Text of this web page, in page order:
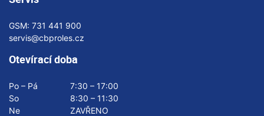
GSM: 731 441 900
servis@cbproles.cz
Otevírací doba
Po – Pá
7:30 – 17:00
So
8:30 – 11:30
Ne
ZAVŘENO